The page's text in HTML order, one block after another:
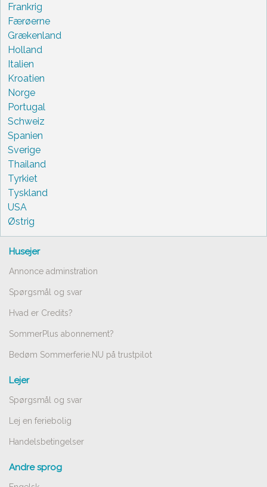
Frankrig
Færøerne
Grækenland
Holland
Italien
Kroatien
Norge
Portugal
Schweiz
Spanien
Sverige
Thailand
Tyrkiet
Tyskland
USA
Østrig
Husejer
Annonce adminstration
Spørgsmål og svar
Hvad er Credits?
SommerPlus abonnement?
Bedøm Sommerferie.NU på trustpilot
Lejer
Spørgsmål og svar
Lej en feriebolig
Handelsbetingelser
Andre sprog